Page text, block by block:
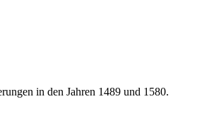
in den Jahren 1489 und 1580.